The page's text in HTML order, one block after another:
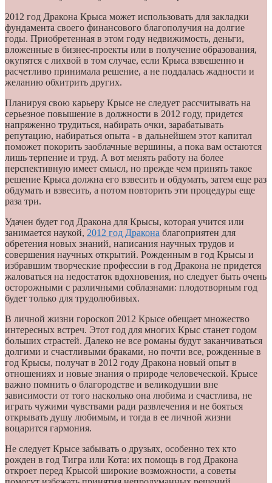
2012 год Дракона Крыса может использовать для закладки
фундамента своего финансового благополучия на долгие
годы. Приобретенная в этом году недвижимость, деньги,
вложенные в бизнес-проекты или в получение образования,
окупятся с лихвой в том случае, если Крыса взвешенно и
расчетливо принимала решение, а не поддалась жадности и
желанию обхитрить других.
Планируя свою карьеру Крысе не следует рассчитывать на
серьезное повышение в должности в 2012 году, придется
напряженно трудиться, набирать очки, зарабатывать
репутацию, набираться опыта - в дальнейшем этот капитал
поможет покорить заоблачные вершины, а пока вам остаются
лишь терпение и труд. А вот менять работу на более
перспективную имеет смысл, но прежде чем принять такое
решение Крыса должна его взвесить и обдумать, затем еще раз
обдумать и взвесить, а потом повторить эти процедуры еще
раза три.
Удачен будет год Дракона для Крысы, которая учится или
занимается наукой, 2012 год Дракона благоприятен для
обретения новых знаний, написания научных трудов и
совершения научных открытий. Рожденным в год Крысы и
избравшим творческие профессии в год Дракона не придется
жаловаться на недостаток вдохновения, но следует быть очень
осторожными с различными соблазнами: плодотворным год
будет только для трудолюбивых.
В личной жизни гороскоп 2012 Крысе обещает множество
интересных встреч. Этот год для многих Крыс станет годом
больших страстей. Далеко не все романы будут заканчиваться
долгими и счастливыми браками, но почти все, рожденные в
год Крысы, получат в 2012 году Дракона новый опыт в
отношениях и новые знания о природе человеческой. Крысе
важно помнить о благородстве и великодушии вне
зависимости от того насколько она любима и счастлива, не
играть чужими чувствами ради развлечения и не бояться
открывать душу любимым, и тогда в ее личной жизни
воцарится гармония.
Не следует Крысе забывать о друзьях, особенно тех кто
рожден в год Тигра или Кота: их помощь в год Дракона
откроет перед Крысой широкие возможности, а советы